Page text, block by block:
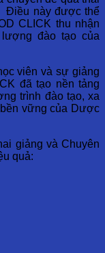
Điều này được thể
CLICK thu nhận
đào tạo của
viên và sự giảng
đã tạo nền tảng
trình đào tạo, xa
vững của Dược
giảng và Chuyên
quả: